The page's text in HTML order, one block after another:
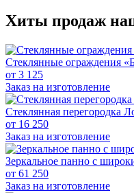
Хиты продаж
Стеклянные ограждения
от 3 125
Заказ на изготовление
Стеклянная перегородка
от 16 250
Заказ на изготовление
Зеркальное панно с
от 61 250
Заказ на изготовление